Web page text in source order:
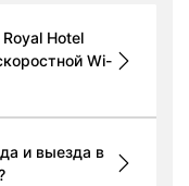
Hotel
Wi-
и выезда в